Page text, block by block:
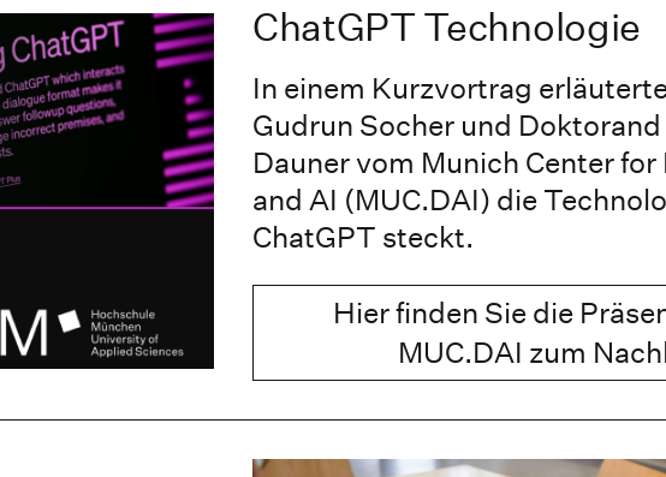
ChatGPT Technologie
In einem Kurzvortrag
Gudrun Socher und
Dauner vom Munich Center
and AI (MUC.DAI) die
ChatGPT steckt.
Hier finden Sie die
MUC.DAI zum